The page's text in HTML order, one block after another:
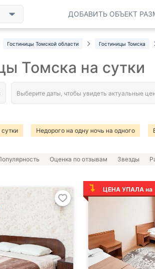
ДОБАВИТЬ ОБЪЕКТ
Гостиницы Томской области Гостиницы Томска
Томска на сутки
Недорого на одну ночь на одного
Оценка по отзывам Звезды
ЦЕНА УПАЛА на